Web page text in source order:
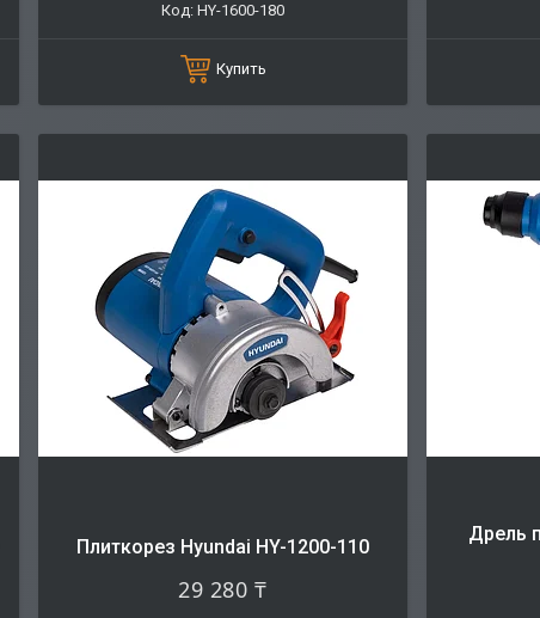
HY-1600-180
Купить
Плиткорез Hyundai HY-1200-110
29 280 ₸
Дрель